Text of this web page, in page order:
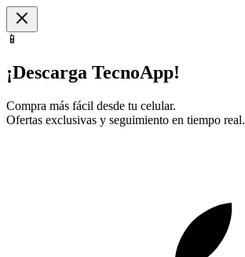
📱
¡Descarga TecnoApp!
Compra más fácil desde tu celular.
Ofertas exclusivas y seguimiento en tiempo real.